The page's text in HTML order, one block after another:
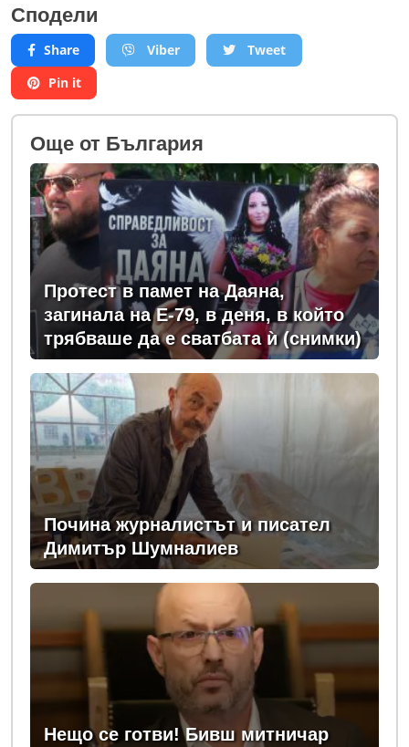
Сподели
Share Viber
Tweet
Pin it
Oще от България
Протест в памет на Даяна,
загинала на Е-79, в деня, в който
трябваше да е сватбата ѝ (снимки)
Почина журналистът и писател
Димитър Шумналиев
Нещо се готви! Бивш митничар